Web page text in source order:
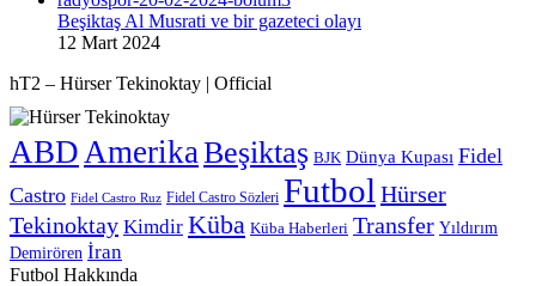
Beşiktaş Al Musrati ve bir gazeteci olayı
12 Mart 2024
hT2 – Hürser Tekinoktay | Official
ABD Amerika Beşiktaş BJK Dünya Kupası Fidel
Castro Fidel Castro Ruz Fidel Castro Sözleri Futbol Hürser
Tekinoktay Kimdir Küba Küba Haberleri Transfer Yıldırım
Demirören İran
Futbol Hakkında